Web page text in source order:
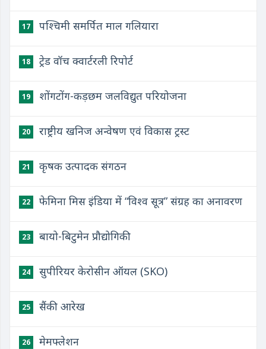
17 पश्चिमी समर्पित माल गलियारा
18 ट्रेड वॉच क्वार्टरली रिपोर्ट
19 शोंगटोंग-कड़छम जलविद्युत परियोजना
20 राष्ट्रीय खनिज अन्वेषण एवं विकास ट्रस्ट
21 कृषक उत्पादक संगठन
22 फेमिना मिस इंडिया में “विश्व सूत्र” संग्रह का अनावरण
23 बायो-बिटुमेन प्रौद्योगिकी
24 सुपीरियर केरोसीन ऑयल (SKO)
25 सैंकी आरेख
26 मेमफ्लेशन